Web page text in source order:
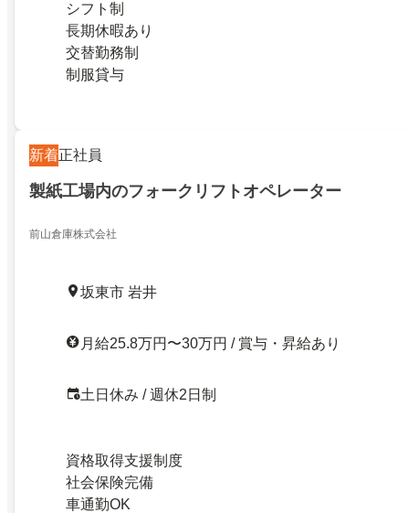
シフト制
長期休暇あり
交替勤務制
制服貸与
新着正社員
製紙工場内のフォークリフトオペレーター
前山倉庫株式会社
坂東市 岩井
月給25.8万円〜30万円 / 賞与・昇給あり
土日休み / 週休2日制
資格取得支援制度
社会保険完備
車通勤OK